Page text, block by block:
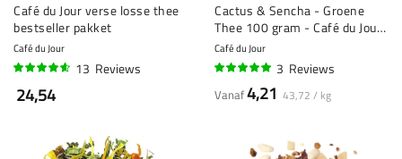
Café du Jour verse losse thee
bestseller pakket
Café du Jour
13 Reviews
24,54
Cactus & Sencha - Groene
Thee 100 gram - Café du Jour
losse thee
Café du Jour
3 Reviews
Vanaf4,21 43,72 / kg